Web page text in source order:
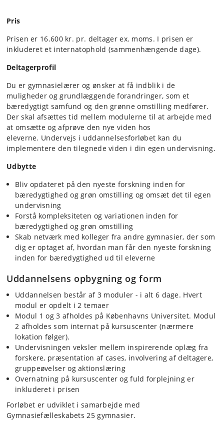
Pris
Prisen er 16.600 kr. pr. deltager ex. moms. I prisen er
inkluderet et internatophold (sammenhængende dage).
Deltagerprofil
Du er gymnasielærer og ønsker at få indblik i de
muligheder og grundlæggende forandringer, som et
bæredygtigt samfund og den grønne omstilling medfører.
Der skal afsættes tid mellem modulerne til at arbejde med
at omsætte og afprøve den nye viden hos
eleverne. Undervejs i uddannelsesforløbet kan du
implementere den tilegnede viden i din egen undervisning.
Udbytte
Bliv opdateret på den nyeste forskning inden for
bæredygtighed og grøn omstilling og omsæt det til egen
undervisning
Forstå kompleksiteten og variationen inden for
bæredygtighed og grøn omstilling
Skab netværk med kolleger fra andre gymnasier, der som
dig er optaget af, hvordan man får den nyeste forskning
inden for bæredygtighed ud til eleverne
Uddannelsens opbygning og form
Uddannelsen består af 3 moduler - i alt 6 dage. Hvert
modul er opdelt i 2 temaer
Modul 1 og 3 afholdes på Københavns Universitet. Modul
2 afholdes som internat på kursuscenter (nærmere
lokation følger).
Undervisningen veksler mellem inspirerende oplæg fra
forskere, præsentation af cases, involvering af deltagere,
gruppeøvelser og aktionslæring
Overnatning på kursuscenter og fuld forplejning er
inkluderet i prisen
Forløbet er udviklet i samarbejde med
Gymnasiefælleskabets 25 gymnasier.